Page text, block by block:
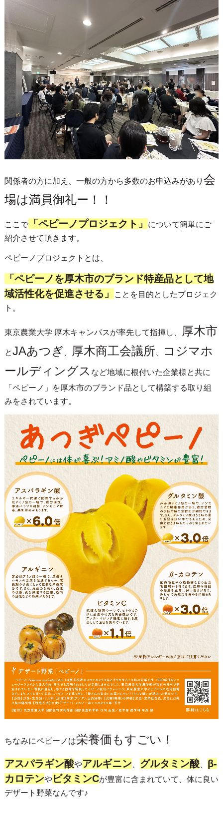
関係者の方に加え、一般の方から多数のお申込みがあり 会
場は満員御礼ー！！
ここで「ペピーノプロジェクト」
について簡単にご
紹介させて頂きます。
ペピーノプロジェクトとは、
「ペピーノを厚木市のブランド特産品として地
域活性化を促進させる」
ことを目的としたプロジェク
ト。
東京農業大学 厚木キャンパスが率先して指揮し、 厚木市
とJAあつぎ 厚木商工会議所
コジマホ
ールディングス など地域に根付いた企業様と共に
「ペピーノ」を厚木市のブランド品として構築する取り組
みをされています。
ちなみにペピーノは栄養価もすごい！
アスパラギン酸やアルギニン グルタミン酸、 β-
カロテンやビタミンCが豊富に含まれていて、体に良い
デザート野菜なんです♪